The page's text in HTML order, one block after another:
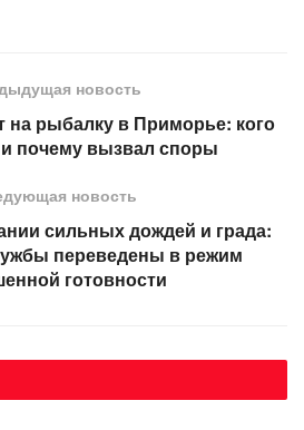
новость
на рыбалку в Приморье: кого
и почему вызвал споры
новость
сильных дождей и града:
переведены в режим
готовности